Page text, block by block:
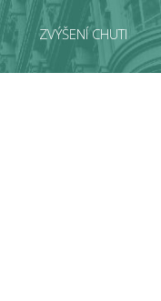
ZVÝŠENÍ CHUTI